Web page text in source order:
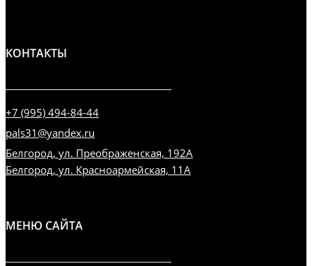
КОНТАКТЫ
+7 (995) 494-84-44
pals31@yandex.ru
Белгород, ул. Преображенская, 192А
Белгород, ул. Красноармейская, 11А
МЕНЮ САЙТА